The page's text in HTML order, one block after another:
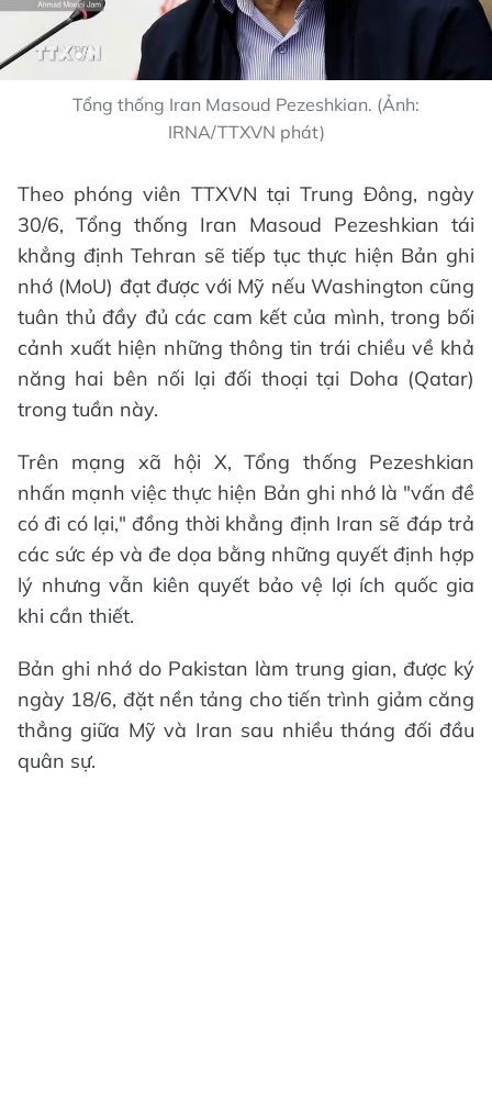
Tổng thống Iran Masoud Pezeshkian. (Ảnh:
IRNA/TTXVN phát)
Theo phóng viên TTXVN tại Trung Đông, ngày
30/6, Tổng thống Iran Masoud Pezeshkian tái
khẳng định Tehran sẽ tiếp tục thực hiện Bản ghi
nhớ (MoU) đạt được với Mỹ nếu Washington cũng
tuân thủ đầy đủ các cam kết của mình, trong bối
cảnh xuất hiện những thông tin trái chiều về khả
năng hai bên nối lại đối thoại tại Doha (Qatar)
trong tuần này.
Trên mạng xã hội X, Tổng thống Pezeshkian
nhấn mạnh việc thực hiện Bản ghi nhớ là "vấn đề
có đi có lại," đồng thời khẳng định Iran sẽ đáp trả
các sức ép và đe dọa bằng những quyết định hợp
lý nhưng vẫn kiên quyết bảo vệ lợi ích quốc gia
khi cần thiết.
Bản ghi nhớ do Pakistan làm trung gian, được ký
ngày 18/6, đặt nền tảng cho tiến trình giảm căng
thẳng giữa Mỹ và Iran sau nhiều tháng đối đầu
quân sự.